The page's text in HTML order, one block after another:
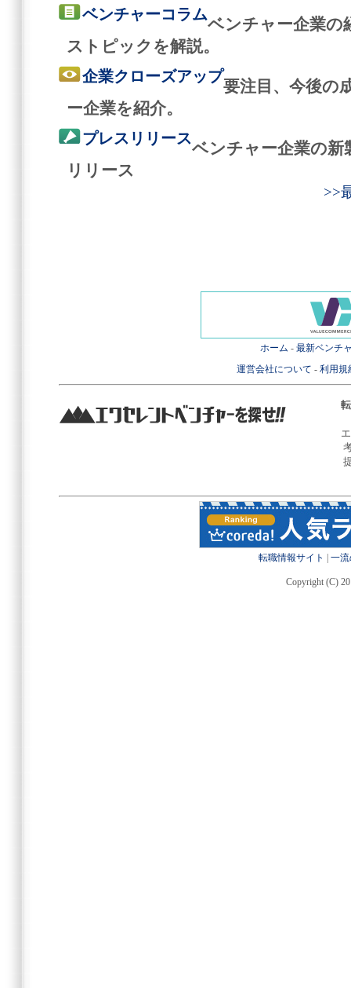
ベンチャーコラム
ベンチャー企業の
ストピックを解説。
企業クローズアップ
要注目、今後の
ー企業を紹介。
プレスリリース
ベンチャー企業の新
リリース
>>
ホーム - 最新ベンチ
運営会社について - 利用規
転職情報サイト 一
Copyright (C)